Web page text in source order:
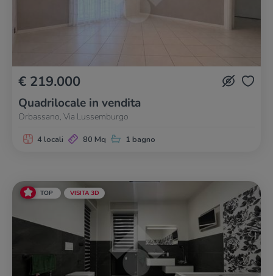
€ 219.000
Quadrilocale in vendita
Orbassano, Via Lussemburgo
4 locali 80 Mq 1 bagno
TOP VISITA 3D